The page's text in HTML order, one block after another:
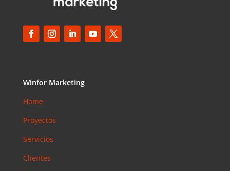
Winfor Marketing
Home
Proyectos
Servicios
Clientes